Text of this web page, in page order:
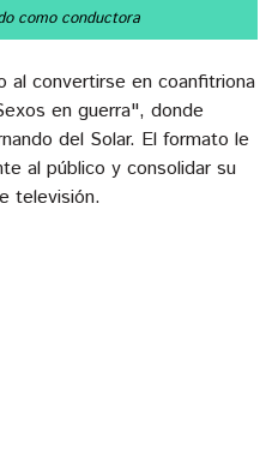
como conductora
al convertirse en coanfitriona
en guerra", donde
del Solar. El formato le
al público y consolidar su
televisión.